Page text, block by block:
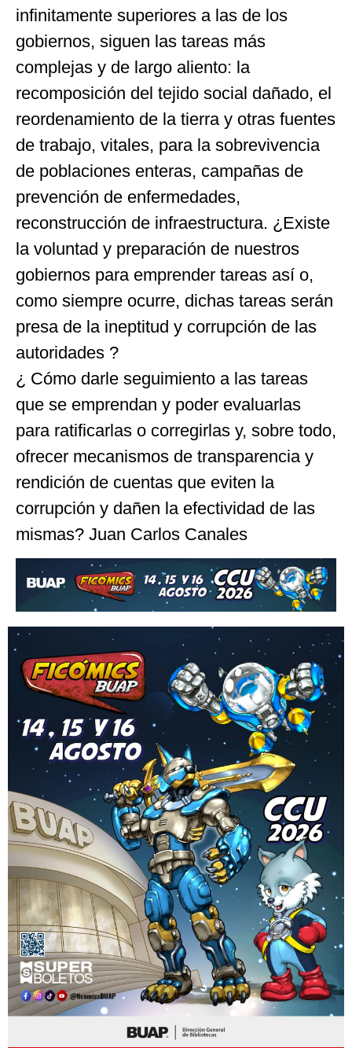
infinitamente superiores a las de los
gobiernos, siguen las tareas más
complejas y de largo aliento: la
recomposición del tejido social dañado, el
reordenamiento de la tierra y otras fuentes
de trabajo, vitales, para la sobrevivencia
de poblaciones enteras, campañas de
prevención de enfermedades,
reconstrucción de infraestructura. ¿Existe
la voluntad y preparación de nuestros
gobiernos para emprender tareas así o,
como siempre ocurre, dichas tareas serán
presa de la ineptitud y corrupción de las
autoridades ?
¿ Cómo darle seguimiento a las tareas
que se emprendan y poder evaluarlas
para ratificarlas o corregirlas y, sobre todo,
ofrecer mecanismos de transparencia y
rendición de cuentas que eviten la
corrupción y dañen la efectividad de las
mismas? Juan Carlos Canales